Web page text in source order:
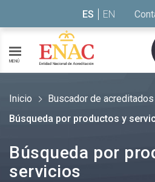
ES EN
MENÚ
Inicio
Buscador de acreditados
Búsqueda por productos y
Búsqueda por
servicios